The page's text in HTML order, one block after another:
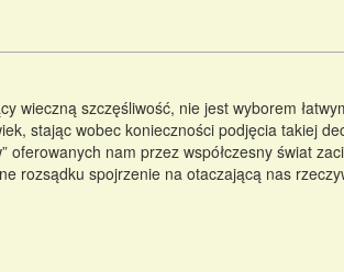
wieczną szczęśliwość, nie jest wyborem
stając wobec konieczności podjęcia takiej
oferowanych nam przez współczesny świat
rozsądku spojrzenie na otaczającą nas